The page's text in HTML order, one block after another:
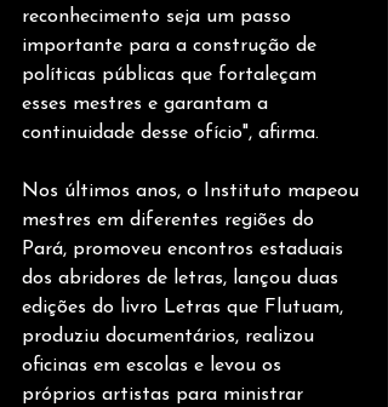
reconhecimento seja um passo
importante para a construção de
políticas públicas que fortaleçam
esses mestres e garantam a
continuidade desse ofício", afirma.
Nos últimos anos, o Instituto mapeou
mestres em diferentes regiões do
Pará, promoveu encontros estaduais
dos abridores de letras, lançou duas
edições do livro Letras que Flutuam,
produziu documentários, realizou
oficinas em escolas e levou os
próprios artistas para ministrar